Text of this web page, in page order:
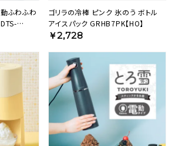
ふわふわ
ゴリラの冷棒 ピンク 氷のう ボトル
アイスパック GRHB7PK【HO】
￥2,728